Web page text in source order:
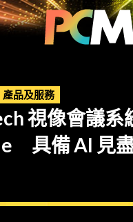
產品及服務
視像會議系
具備 AI 見